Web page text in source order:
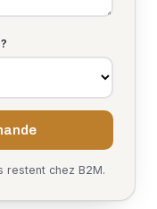
restent chez B2M.